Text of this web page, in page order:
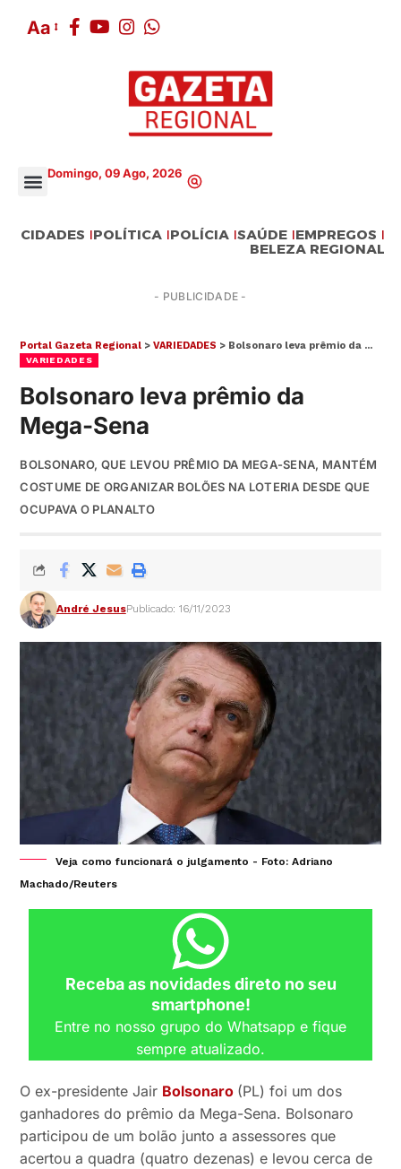
Aa
Domingo, 09 Ago, 2026
CIDADES POLÍTICA POLÍCIA SAÚDE EMPREGOS
BELEZA REGIONAL
- PUBLICIDADE -
Portal Gazeta Regional >VARIEDADES > Bolsonaro leva prêmio da Mega-Sena
VARIEDADES
Bolsonaro leva prêmio da
Mega-Sena
BOLSONARO, QUE LEVOU PRÊMIO DA MEGA-SENA, MANTÉM
COSTUME DE ORGANIZAR BOLÕES NA LOTERIA DESDE QUE
OCUPAVA O PLANALTO
André JesusPublicado: 16/11/2023
Veja como funcionará o julgamento - Foto: Adriano
Machado/Reuters
Receba as novidades direto no seu
smartphone!
Entre no nosso grupo do Whatsapp e fique
sempre atualizado.
O ex-presidente Jair Bolsonaro (PL) foi um dos
ganhadores do prêmio da Mega-Sena. Bolsonaro
participou de um bolão junto a assessores que
acertou a quadra (quatro dezenas) e levou cerca de